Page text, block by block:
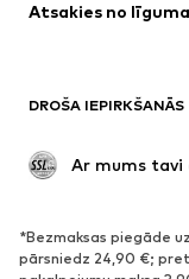
Atsakies no
DROŠA IEPIRKŠANĀS
Ar mums
*Bezmaksas piegāde
pārsniedz 24,90 €;